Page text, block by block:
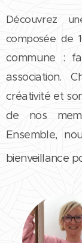
Découvrez
composée de
commune :
association.
créativité et
de nos
Ensemble,
bienveillance